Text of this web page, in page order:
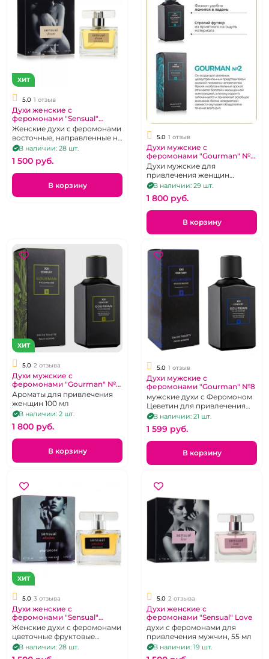
ХИТ
5.0 1 отзыв
Духи женские с
феромонами "Sensual"
Dream 55 мл
Женские духи с феромонами
восточные, направленные на
привлечение внимания
противоположного пола,
усиление сексуального
влечения.
В наличии: 28 шт.
1 500 pуб.
В корзину
5.0 1 отзыв
Духи мужские с
феромонами "Gourman" №2
100 мл
Духи мужские для
привлечения женщин
"Gourman"
В наличии: 29 шт.
1 800 pуб.
В корзину
ХИТ
5.0 2 отзыва
Духи мужские с
феромонами "Gourman" №3
100 мл
Ароматы для привлечения
женщин 100 мл
В наличии: 2 шт.
1 800 pуб.
В корзину
5.0 1 отзыв
Духи мужские с
феромонами "Gourman" №8
мужские духи с Феромоном
Цеветин для привлечения
женщин, 100 мл
В наличии: 21 шт.
1 599 pуб.
В корзину
ХИТ
5.0 3 отзыва
Духи женские с
феромонами "Sensual"
Absolute 55 мл
Женские духи с феромонами
цветочные фруктовые
мускусные, направленные на
привлечение внимания
В наличии: 28 шт.
5.0 2 отзыва
Духи женские с
феромонами "Sensual" Love
духи с феромонами для
привлечения мужчин, 55 мл
В наличии: 19 шт.